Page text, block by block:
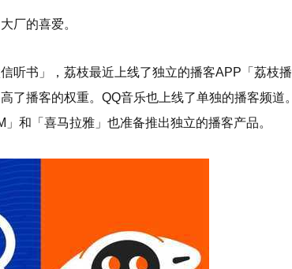
厂的喜爱。
听书」，荔枝最近上线了独立的播客APP「荔枝播
了播客的权重。QQ音乐也上线了单独的播客频道。
和「喜马拉雅」也准备推出独立的播客产品。